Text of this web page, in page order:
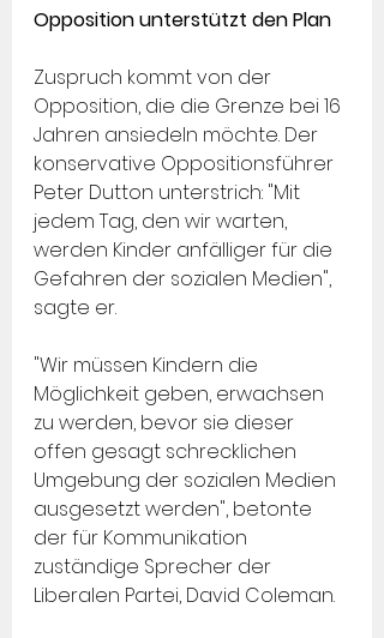
Opposition unterstützt den Plan
Zuspruch kommt von der
Opposition, die die Grenze bei 16
Jahren ansiedeln möchte. Der
konservative Oppositionsführer
Peter Dutton unterstrich: "Mit
jedem Tag, den wir warten,
werden Kinder anfälliger für die
Gefahren der sozialen Medien",
sagte er.
"Wir müssen Kindern die
Möglichkeit geben, erwachsen
zu werden, bevor sie dieser
offen gesagt schrecklichen
Umgebung der sozialen Medien
ausgesetzt werden", betonte
der für Kommunikation
zuständige Sprecher der
Liberalen Partei, David Coleman.